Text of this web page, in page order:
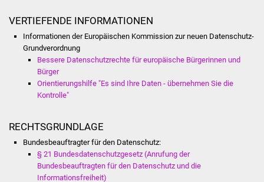
Stadtarchiv
Bürgerhaus
Selbsteintrag Vereine
VERTIEFENDE INFORMATIONEN
Informationen der Europäischen Kommission zur neuen Datenschutz-
Grundverordnung
Bessere Datenschutzrechte für europäische Bürgerinnen und
Bürger
Orientierungshilfe "Es sind Ihre Daten - übernehmen Sie die
Kontrolle"
RECHTSGRUNDLAGE
Bundesbeauftragter für den Datenschutz:
§ 21 Bundesdatenschutzgesetz (Anrufung der
Bundesbeauftragten für den Datenschutz und die
Informationsfreiheit)